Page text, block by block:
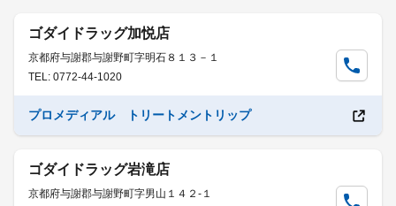
ゴダイドラッグ加悦店
京都府与謝郡与謝野町字明石８１３－１
TEL: 0772-44-1020
プロメディアル トリートメントリップ
ゴダイドラッグ岩滝店
京都府与謝郡与謝野町字男山１４２-１